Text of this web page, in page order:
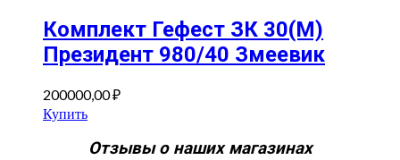
Комплект Гефест ЗК 30(М)
Президент 980/40 Змеевик
200000,00₽
Купить
Отзывы о наших магазинах